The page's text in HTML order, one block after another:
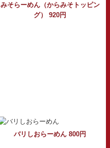
みそらーめん（からみそトッピン
グ） 920円
バリしおらーめん 800円